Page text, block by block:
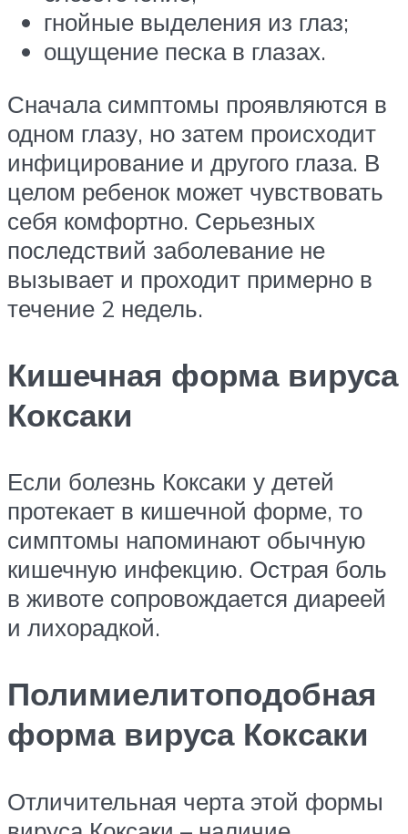
гнойные выделения из глаз;
ощущение песка в глазах.
Сначала симптомы проявляются в
одном глазу, но затем происходит
инфицирование и другого глаза. В
целом ребенок может чувствовать
себя комфортно. Серьезных
последствий заболевание не
вызывает и проходит примерно в
течение 2 недель.
Кишечная форма вируса
Коксаки
Если болезнь Коксаки у детей
протекает в кишечной форме, то
симптомы напоминают обычную
кишечную инфекцию. Острая боль
в животе сопровождается диареей
и лихорадкой.
Полимиелитоподобная
форма вируса Коксаки
Отличительная черта этой формы